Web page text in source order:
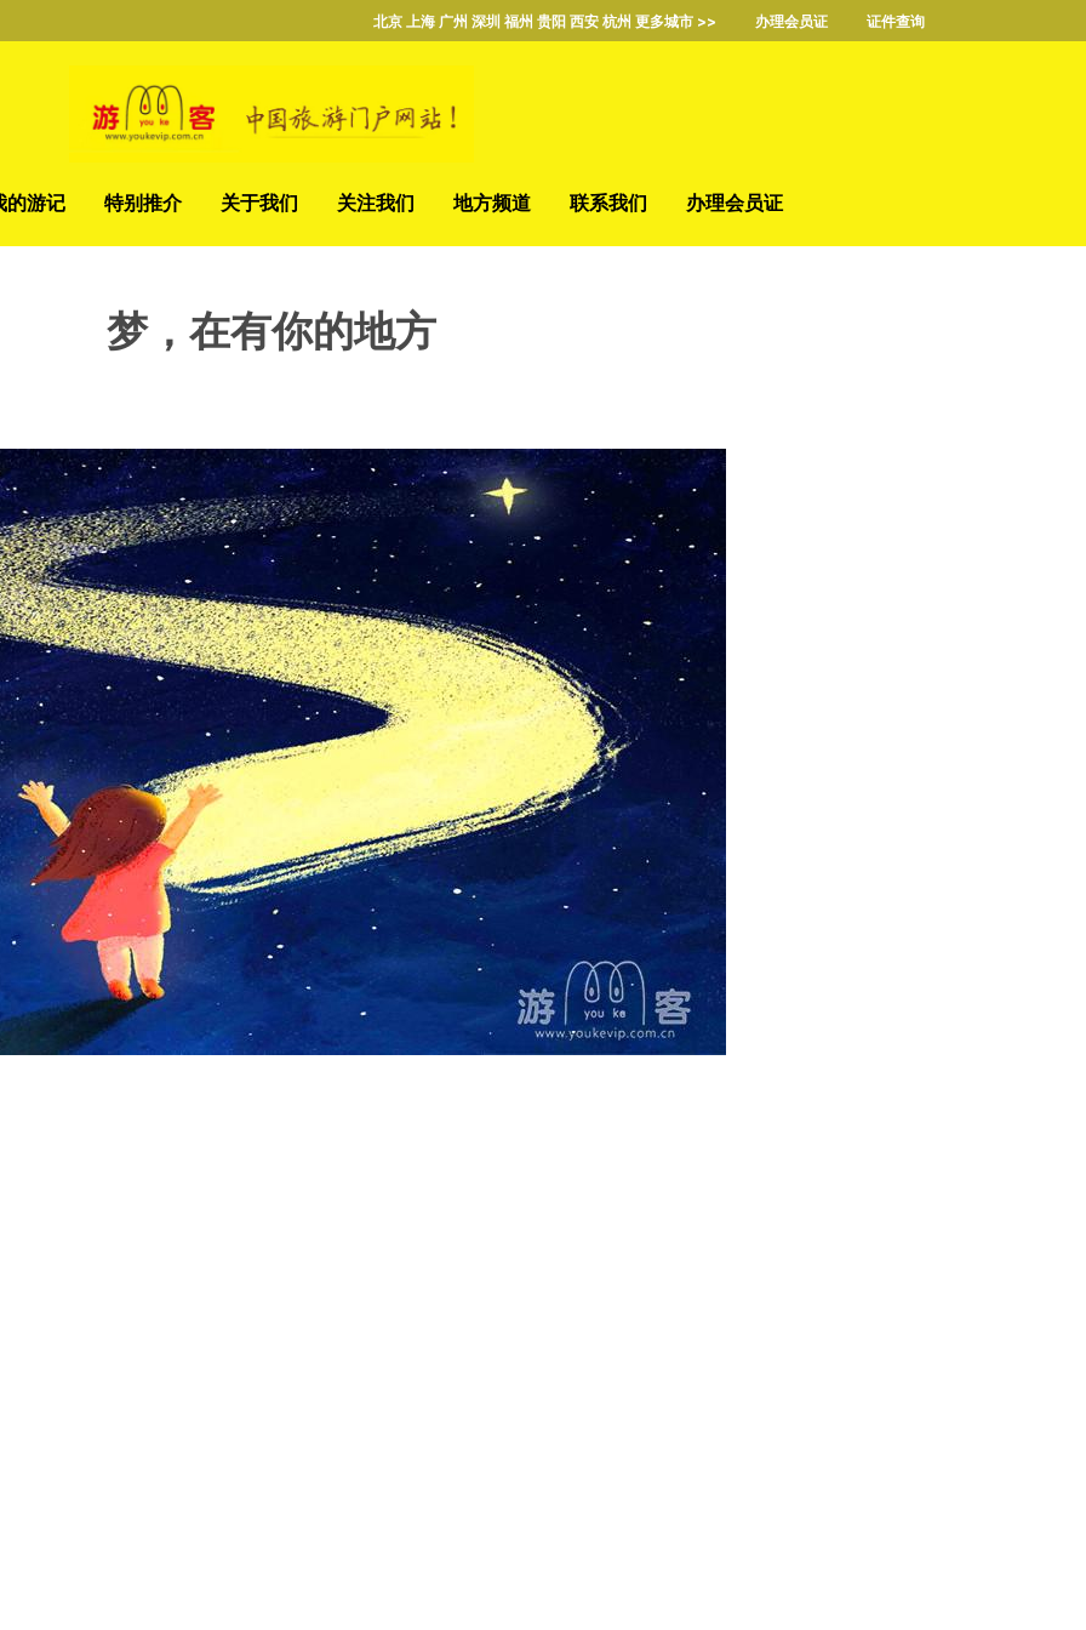
北京 上海 广州 深圳 福州 贵阳 西安 杭州 更多城市 >> 办理会员证 证件查询
的游记 特别推介 关于我们 关注我们 地方频道 联系我们 办理会员证
梦，在有你的地方